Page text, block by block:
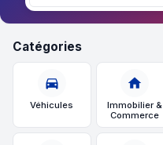
Catégories
directions_car
Véhicules
home
Immobilier &
Commerce